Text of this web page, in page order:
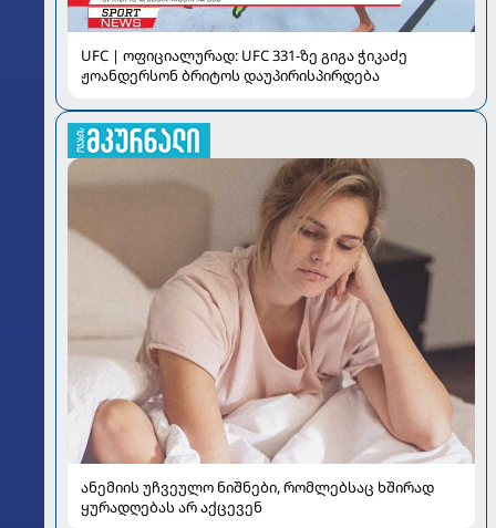
UFC | ოფიციალურად: UFC 331-ზე გიგა ჭიკაძე
ჟოანდერსონ ბრიტოს დაუპირისპირდება
ანემიის უჩვეულო ნიშნები, რომლებსაც ხშირად
ყურადღებას არ აქცევენ